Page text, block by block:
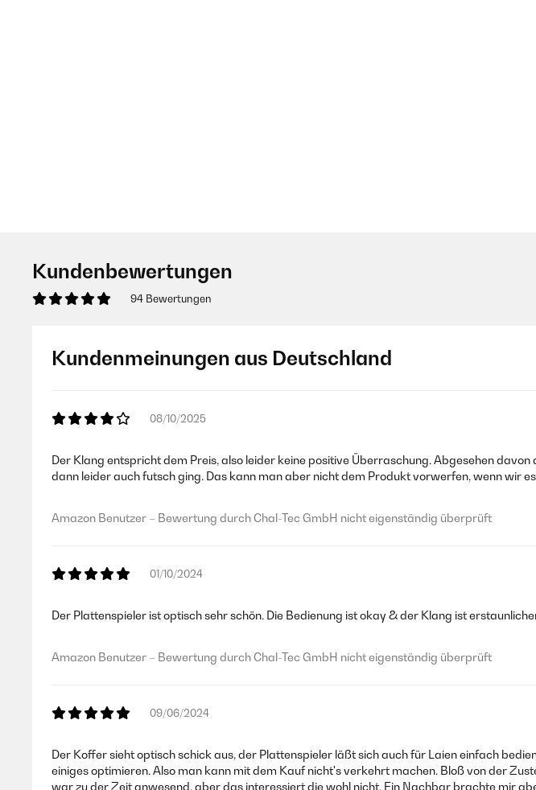
Kundenbewertungen
94 Bewertungen
Kundenmeinungen aus Deutschland
08/10/2025
Der Klang entspricht dem Preis, also leider keine positive Überraschung. Abgesehen
dann leider auch futsch ging. Das kann man aber nicht dem Produkt vorwerfen, wenn wir
Amazon Benutzer – Bewertung durch Chal-Tec GmbH nicht eigenständig überprüft
01/10/2024
Der Plattenspieler ist optisch sehr schön. Die Bedienung ist okay & der Klang ist
Amazon Benutzer – Bewertung durch Chal-Tec GmbH nicht eigenständig überprüft
09/06/2024
Der Koffer sieht optisch schick aus, der Plattenspieler läßt sich auch für Laien einfach
einiges optimieren. Also man kann mit dem Kauf nicht's verkehrt machen. Bloß von der
war zu der Zeit anwesend, aber das interessiert die wohl nicht. Ein Nachbar brachte mir